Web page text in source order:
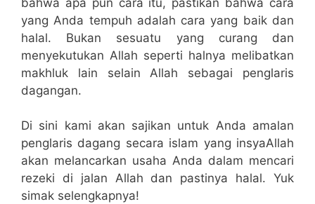
yang Anda tempuh adalah cara yang baik dan
halal. Bukan sesuatu yang curang dan
menyekutukan Allah seperti halnya melibatkan
makhluk lain selain Allah sebagai penglaris
dagangan.
Di sini kami akan sajikan untuk Anda amalan
penglaris dagang secara islam yang insyaAllah
akan melancarkan usaha Anda dalam mencari
rezeki di jalan Allah dan pastinya halal. Yuk
simak selengkapnya!